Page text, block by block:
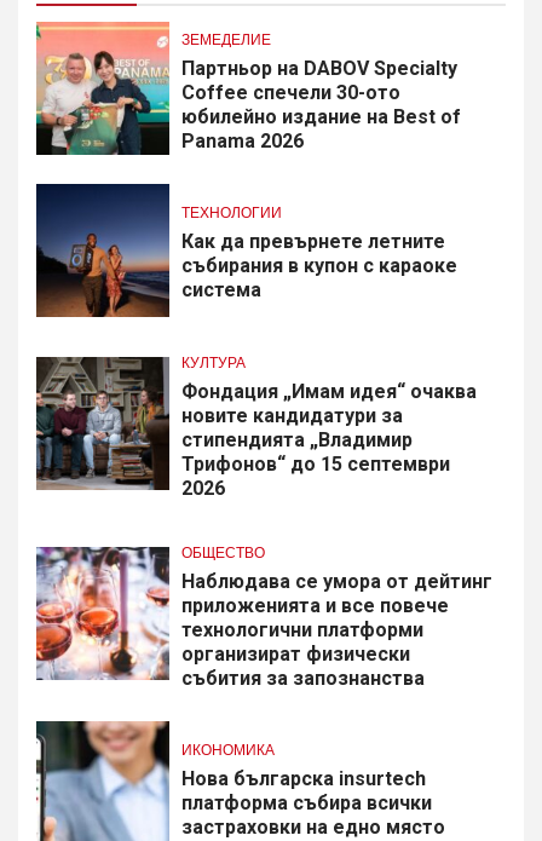
ЗЕМЕДЕЛИЕ
Партньор на DABOV Specialty
Coffee спечели 30-ото
юбилейно издание на Best of
Panama 2026
ТЕХНОЛОГИИ
Как да превърнете летните
събирания в купон с караоке
система
КУЛТУРА
Фондация „Имам идея“ очаква
новите кандидатури за
стипендията „Владимир
Трифонов“ до 15 септември
2026
ОБЩЕСТВО
Наблюдава се умора от дейтинг
приложенията и все повече
технологични платформи
организират физически
събития за запознанства
ИКОНОМИКА
Нова българска insurtech
платформа събира всички
застраховки на едно място